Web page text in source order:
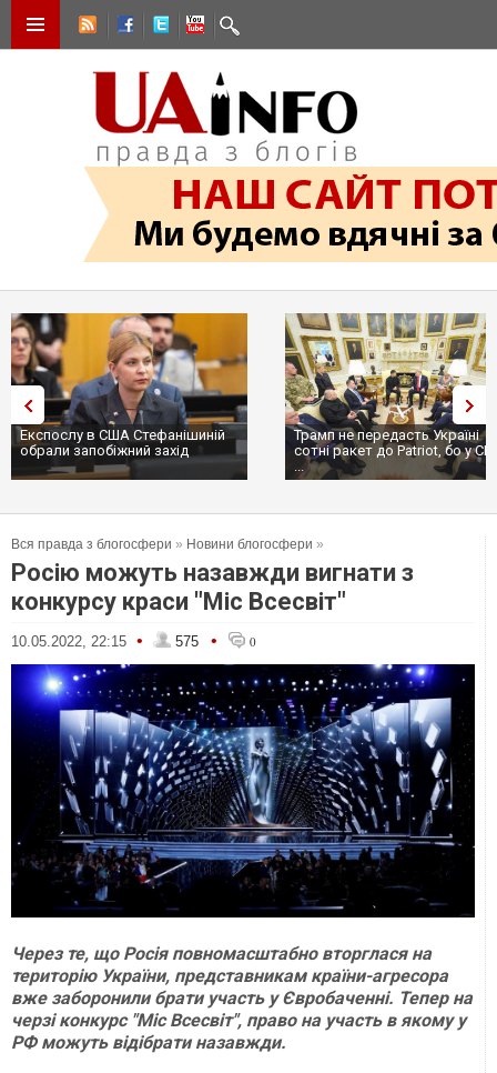
Експослу в США Стефанішиній
обрали запобіжний захід
Трамп не передасть Україні
сотні ракет до Patriot, бо у
...
Вся правда з блогосфери » Новини блогосфери »
Росію можуть назавжди вигнати з
конкурсу краси "Міс Всесвіт"
10.05.2022, 22:15 • 575 • 0
Через те, що Росія повномасштабно вторглася на
територію України, представникам країни-агресора
вже заборонили брати участь у Євробаченні. Тепер на
черзі конкурс "Міс Всесвіт", право на участь в якому у
РФ можуть відібрати назавжди.